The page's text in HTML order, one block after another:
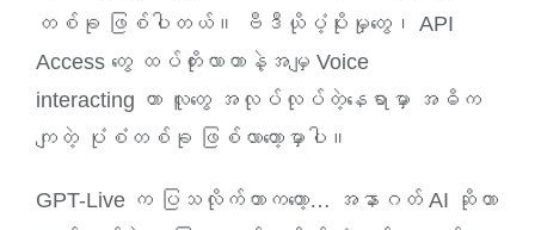
တစ်ခု ဖြစ်ပါတယ်။ ဗီဒီယိုပံ့ပိုးမှုတွေ၊ API
Access တွေ ထပ်တိုးလာတာနဲ့အမျှ Voice
interacting ဟာ လူတွေ အလုပ်လုပ်တဲ့နေရာမှာ အဓိက
ကျတဲ့ ပုံစံတစ်ခု ဖြစ်လာတော့မှာပါ။
GPT-Live က ပြသလိုက်တာကတော့… အနာဂတ် AI ဆိုတာ